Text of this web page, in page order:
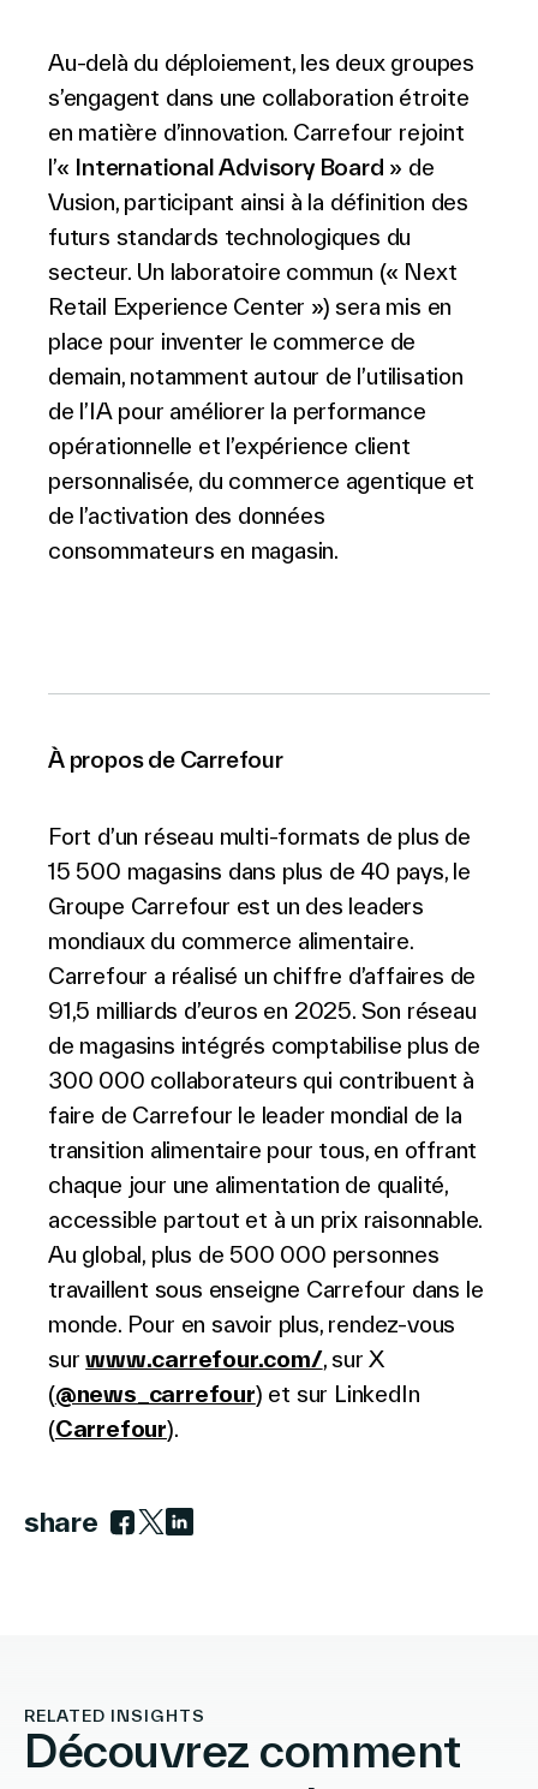
Au-delà du déploiement, les deux groupes
s’engagent dans une collaboration étroite
en matière d’innovation. Carrefour rejoint
l’« International Advisory Board » de
Vusion, participant ainsi à la définition des
futurs standards technologiques du
secteur. Un laboratoire commun (« Next
Retail Experience Center ») sera mis en
place pour inventer le commerce de
demain, notamment autour de l’utilisation
de l’IA pour améliorer la performance
opérationnelle et l’expérience client
personnalisée, du commerce agentique et
de l’activation des données
consommateurs en magasin.
À propos de Carrefour
Fort d’un réseau multi-formats de plus de
15 500 magasins dans plus de 40 pays, le
Groupe Carrefour est un des leaders
mondiaux du commerce alimentaire.
Carrefour a réalisé un chiffre d’affaires de
91,5 milliards d’euros en 2025. Son réseau
de magasins intégrés comptabilise plus de
300 000 collaborateurs qui contribuent à
faire de Carrefour le leader mondial de la
transition alimentaire pour tous, en offrant
chaque jour une alimentation de qualité,
accessible partout et à un prix raisonnable.
Au global, plus de 500 000 personnes
travaillent sous enseigne Carrefour dans le
monde. Pour en savoir plus, rendez-vous
surwww.carrefour.com/, sur X
(@news_carrefour) et sur LinkedIn
(Carrefour).
share
RELATED INSIGHTS
Découvrez comment